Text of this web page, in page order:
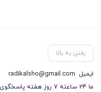
رفتن به بالا
ایمیل radikalsho@gmail.com
ما 24 ساعته 7 روز هفته پاسخگوی شما هستیم.